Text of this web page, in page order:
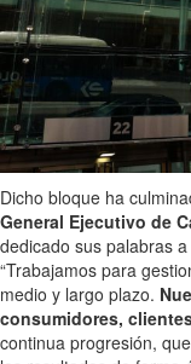
Dicho bloque ha
General Ejecutivo de
dedicado sus palabras a
“Trabajamos para
medio y largo plazo.
consumidores,
continua progresión,